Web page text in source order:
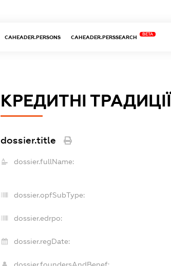
CAHEADER.PERSONS CAHEADER.PERSSEARCH
BETA
КРЕДИТНІ ТРАДИЦІЇ
dossier.title
dossier.fullName:
dossier.opfSubType:
dossier.edrpo:
dossier.regDate:
dossier.foundersAndBenef: